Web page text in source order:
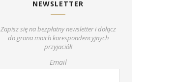
NEWSLETTER
Zapisz się na bezpłatny newsletter i dołącz
do grona moich korespondencyjnych
przyjaciół!
Email